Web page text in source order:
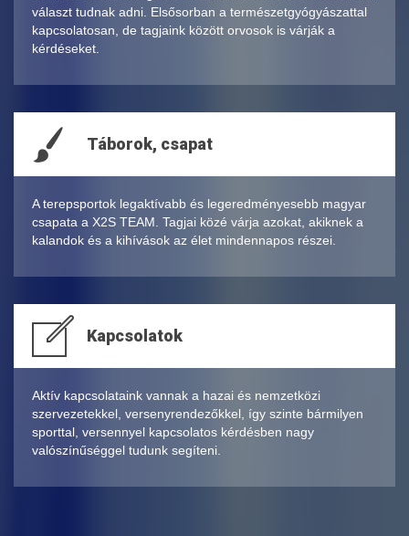
választ tudnak adni. Elsősorban a természetgyógyászattal
kapcsolatosan, de tagjaink között orvosok is várják a
kérdéseket.
Táborok, csapat
A terepsportok legaktívabb és legeredményesebb magyar
csapata a X2S TEAM. Tagjai közé várja azokat, akiknek a
kalandok és a kihívások az élet mindennapos részei.
Kapcsolatok
Aktív kapcsolataink vannak a hazai és nemzetközi
szervezetekkel, versenyrendezőkkel, így szinte bármilyen
sporttal, versennyel kapcsolatos kérdésben nagy
valószínűséggel tudunk segíteni.